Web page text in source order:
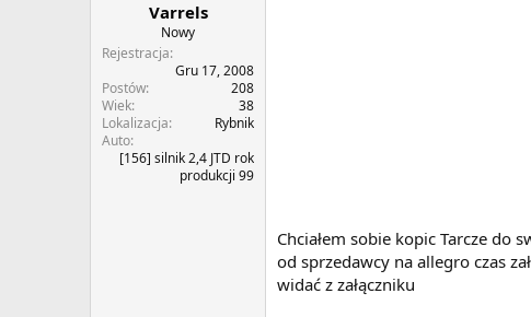
Varrels
Nowy
Rejestracja
Gru 17, 2008
Postów
208
Wiek
38
Lokalizacja
Rybnik
Auto
[156] silnik 2,4 JTD rok
produkcji 99
Chciałem sobie kopic Tarcze do
od sprzedawcy na allegro czas
widać z załączniku